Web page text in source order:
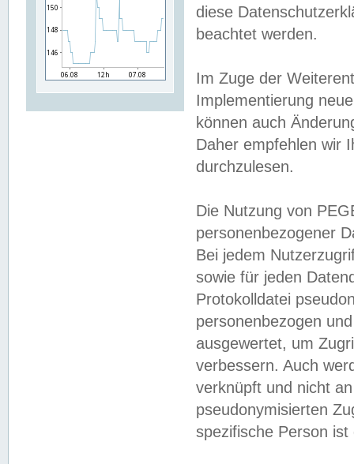
diese
beachtet werden.
Im Zuge der
Implementierung
können auch
Daher empfehlen wir
durchzulesen.
Die Nutzung von
personenbezogener
Bei jedem
sowie für jeden
Protokolldatei
personenbezogen
ausgewertet, um
verbessern. Auch
verknüpft und nicht
pseudonymisierten
spezifische Person